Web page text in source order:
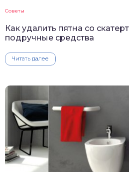
Советы
Как удалить пятна со
подручные средства
Читать далее